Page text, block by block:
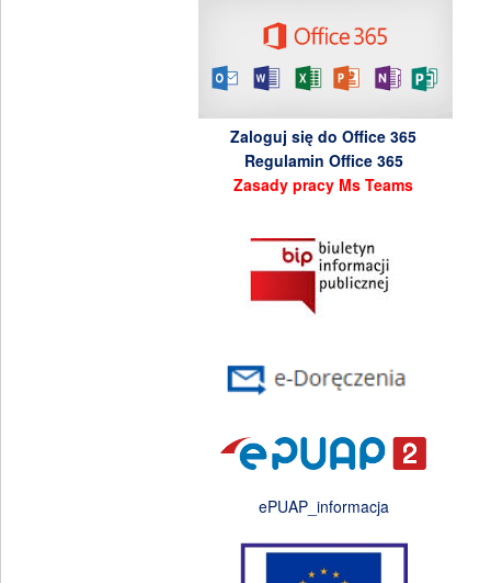
Zaloguj się do Office 365
Regulamin Office 365
Zasady pracy Ms Teams
ePUAP_informacja